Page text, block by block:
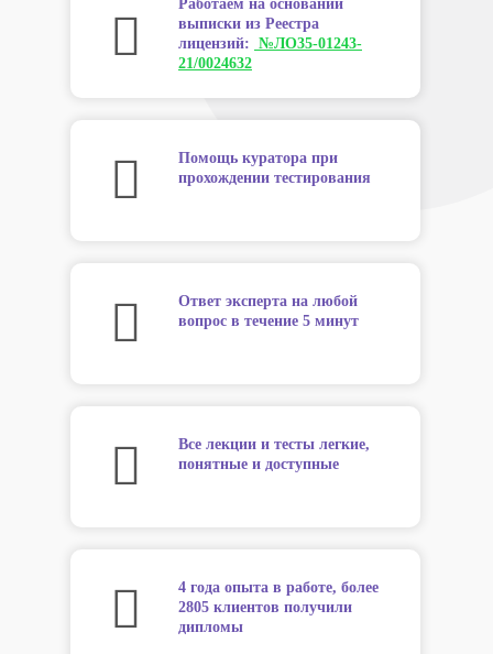
Работаем на основании
выписки из Реестра
лицензий: №ЛО35-01243-
21/0024632
Помощь куратора при
прохождении тестирования
Ответ эксперта на любой
вопрос в течение 5 минут
Все лекции и тесты легкие,
понятные и доступные
4 года опыта в работе, более
2805 клиентов получили
дипломы